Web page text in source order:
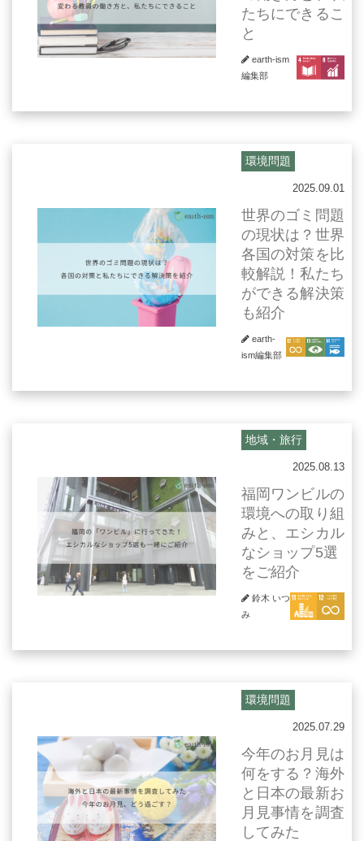
たちにできるこ
と
earth-ism
編集部
環境問題
2025.09.01
世界のゴミ問題
の現状は？世界
各国の対策を比
較解説！私たち
ができる解決策
も紹介
earth-
ism編集部
地域・旅行
2025.08.13
福岡ワンビルの
環境への取り組
みと、エシカル
なショップ5選
をご紹介
鈴木 いつ
み
環境問題
2025.07.29
今年のお月見は
何をする？海外
と日本の最新お
月見事情を調査
してみた